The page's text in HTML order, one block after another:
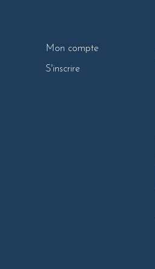
Mon compte
S'inscrire